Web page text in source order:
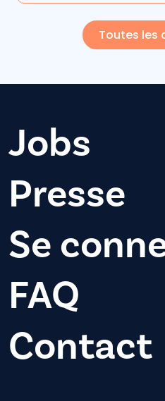
Toutes les
Jobs
Presse
Se
FAQ
Contact